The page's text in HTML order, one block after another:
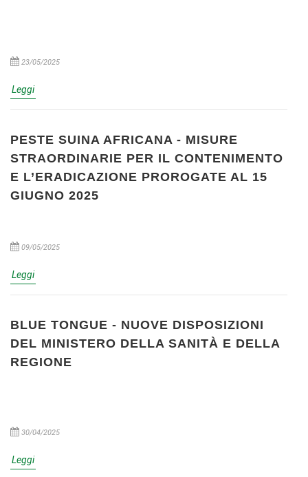
23/05/2025
Leggi
PESTE SUINA AFRICANA - MISURE
STRAORDINARIE PER IL CONTENIMENTO
E L’ERADICAZIONE PROROGATE AL 15
GIUGNO 2025
09/05/2025
Leggi
BLUE TONGUE - NUOVE DISPOSIZIONI
DEL MINISTERO DELLA SANITÀ E DELLA
REGIONE
30/04/2025
Leggi